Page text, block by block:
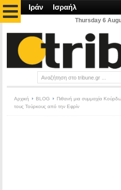
Ιράν Ισραήλ
Thursday 6
Αρχική BLOG
Πιθανή μια συμμαχία
τους Τούρκους από την Εφρίν